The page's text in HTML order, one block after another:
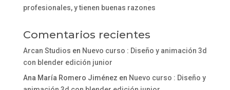
profesionales, y tienen buenas razones
Comentarios recientes
Arcan Studios en Nuevo curso : Diseño y animación 3d
con blender edición junior
Ana María Romero Jiménez en Nuevo curso : Diseño y